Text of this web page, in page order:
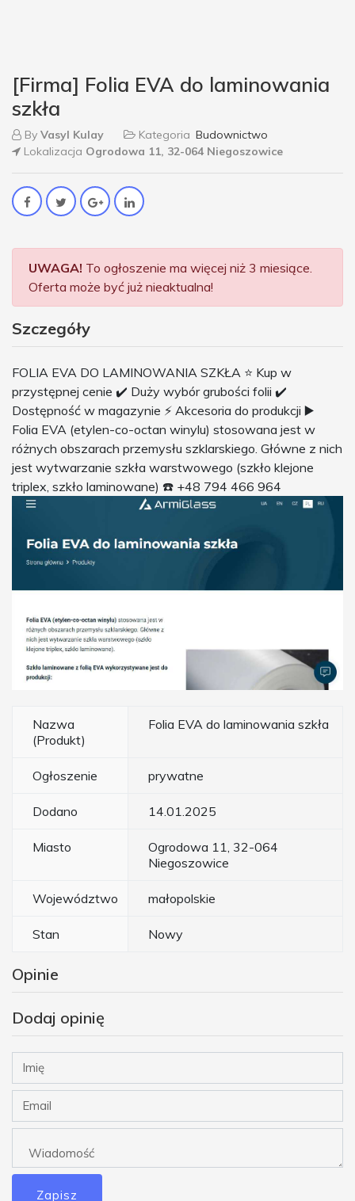
[Firma] Folia EVA do laminowania
szkła
By Vasyl Kulay Kategoria Budownictwo
Lokalizacja Ogrodowa 11, 32-064 Niegoszowice
UWAGA! To ogłoszenie ma więcej niż 3 miesiące.
Oferta może być już nieaktualna!
Szczegóły
FOLIA EVA DO LAMINOWANIA SZKŁA ⭐️ Kup w
przystępnej cenie ✔️ Duży wybór grubości folii ✔️
Dostępność w magazynie ⚡ Akcesoria do produkcji ▶️
Folia EVA (etylen-co-octan winylu) stosowana jest w
różnych obszarach przemysłu szklarskiego. Główne z nich
jest wytwarzanie szkła warstwowego (szkło klejone
triplex, szkło laminowane) ☎️ +48 794 466 964
Nazwa
(Produkt)
Folia EVA do laminowania szkła
Ogłoszenie prywatne
Dodano 14.01.2025
Miasto
Ogrodowa 11, 32-064
Niegoszowice
Województwo małopolskie
Stan Nowy
Opinie
Dodaj opinię
Zapisz